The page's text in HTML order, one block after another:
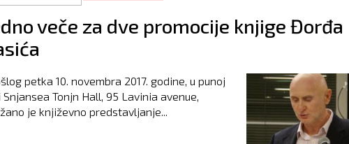
veče za dve promocije knjige Đorđa
petka 10. novembra 2017. godine, u punoj
Snjansea Tonjn Hall, 95 Lavinia avenue,
je književno predstavljanje...